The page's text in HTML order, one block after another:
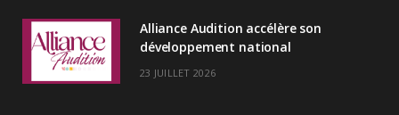
Alliance Audition accélère son
développement national
23 JUILLET 2026